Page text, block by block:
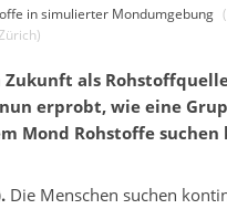
in simulierter Mondumgebung
)
Zukunft als
erprobt, wie eine
Mond Rohstoffe suchen
Die Menschen suchen